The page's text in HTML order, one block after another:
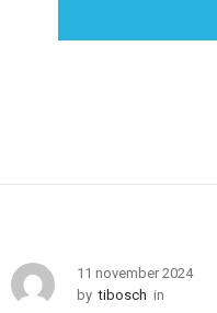
11 november 2024
by tibosch in